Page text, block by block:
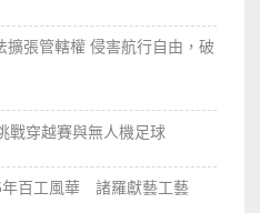
擴張管轄權 侵害航行自由，破
穿越賽與無人機足球
年百工風華 諸羅獻藝工藝